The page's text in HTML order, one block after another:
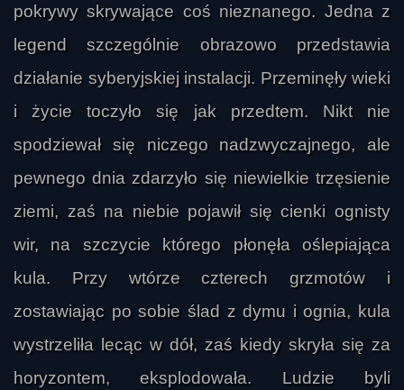
pokrywy skrywające coś nieznanego. Jedna z
legend szczególnie obrazowo przedstawia
działanie syberyjskiej instalacji. Przeminęły wieki
i życie toczyło się jak przedtem. Nikt nie
spodziewał się niczego nadzwyczajnego, ale
pewnego dnia zdarzyło się niewielkie trzęsienie
ziemi, zaś na niebie pojawił się cienki ognisty
wir, na szczycie którego płonęła oślepiająca
kula. Przy wtórze czterech grzmotów i
zostawiając po sobie ślad z dymu i ognia, kula
wystrzeliła lecąc w dół, zaś kiedy skryła się za
horyzontem, eksplodowała. Ludzie byli